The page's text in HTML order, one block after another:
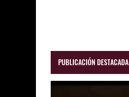
PUBLICACIÓN DESTACADA